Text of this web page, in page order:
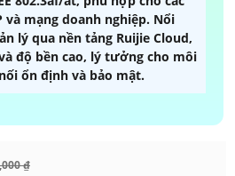
và mạng doanh nghiệp. Nổi
lý qua nền tảng Ruijie Cloud,
độ bền cao, lý tưởng cho môi
ổn định và bảo mật.
₫